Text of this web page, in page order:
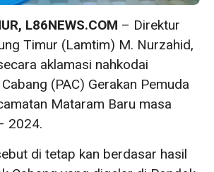
L86NEWS.COM – Direktur
Timur (Lamtim) M. Nurzahid,
aklamasi nahkodai
(PAC) Gerakan Pemuda
Mataram Baru masa
2024.
di tetap kan berdasar hasil